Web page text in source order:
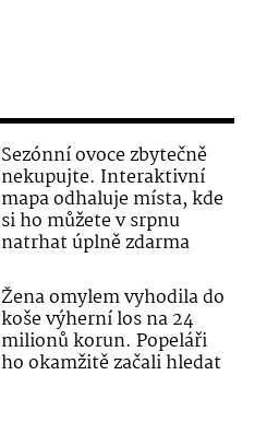
Sezónní ovoce zbytečně
nekupujte. Interaktivní
mapa odhaluje místa, kde
si ho můžete v srpnu
natrhat úplně zdarma
Žena omylem vyhodila do
koše výherní los na 24
milionů korun. Popeláři
ho okamžitě začali hledat